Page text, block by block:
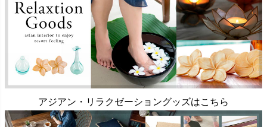
アジアン・リラクゼーショングッズはこちら